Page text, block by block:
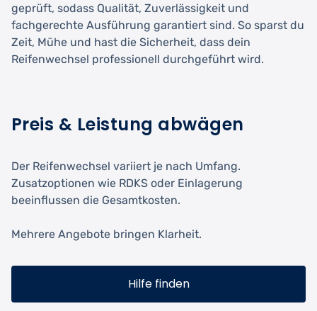
geprüft, sodass Qualität, Zuverlässigkeit und
fachgerechte Ausführung garantiert sind. So sparst du
Zeit, Mühe und hast die Sicherheit, dass dein
Reifenwechsel professionell durchgeführt wird.
Preis & Leistung abwägen
Der Reifenwechsel variiert je nach Umfang.
Zusatzoptionen wie RDKS oder Einlagerung
beeinflussen die Gesamtkosten.
Mehrere Angebote bringen Klarheit.
Hilfe finden